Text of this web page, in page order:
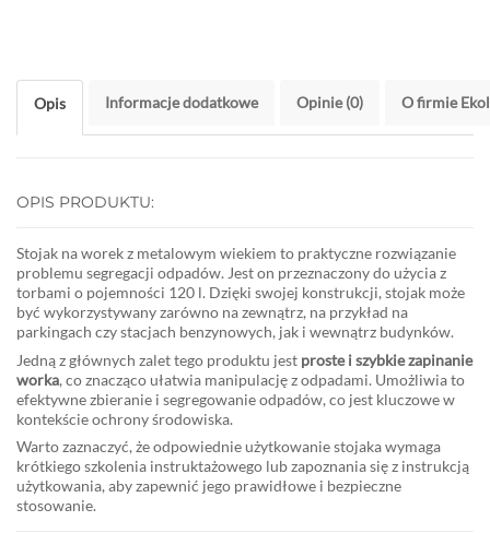
Opis Informacje dodatkowe Opinie (0) O firmie
OPIS PRODUKTU:
Stojak na worek z metalowym wiekiem to praktyczne rozwiązanie
problemu segregacji odpadów. Jest on przeznaczony do użycia z
torbami o pojemności 120 l. Dzięki swojej konstrukcji, stojak może
być wykorzystywany zarówno na zewnątrz, na przykład na
parkingach czy stacjach benzynowych, jak i wewnątrz budynków.
Jedną z głównych zalet tego produktu jest proste i szybkie zapinanie
worka, co znacząco ułatwia manipulację z odpadami. Umożliwia to
efektywne zbieranie i segregowanie odpadów, co jest kluczowe w
kontekście ochrony środowiska.
Warto zaznaczyć, że odpowiednie użytkowanie stojaka wymaga
krótkiego szkolenia instruktażowego lub zapoznania się z instrukcją
użytkowania, aby zapewnić jego prawidłowe i bezpieczne
stosowanie.